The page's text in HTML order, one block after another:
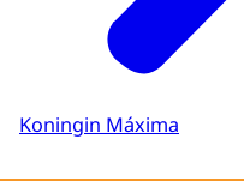
Koningin Máxima